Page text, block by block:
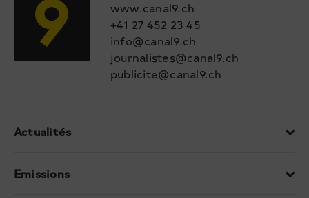
www.canal9.ch
+41 27 452 23 45
info@canal9.ch
journalistes@canal9.ch
publicite@canal9.ch
Actualités
Emissions